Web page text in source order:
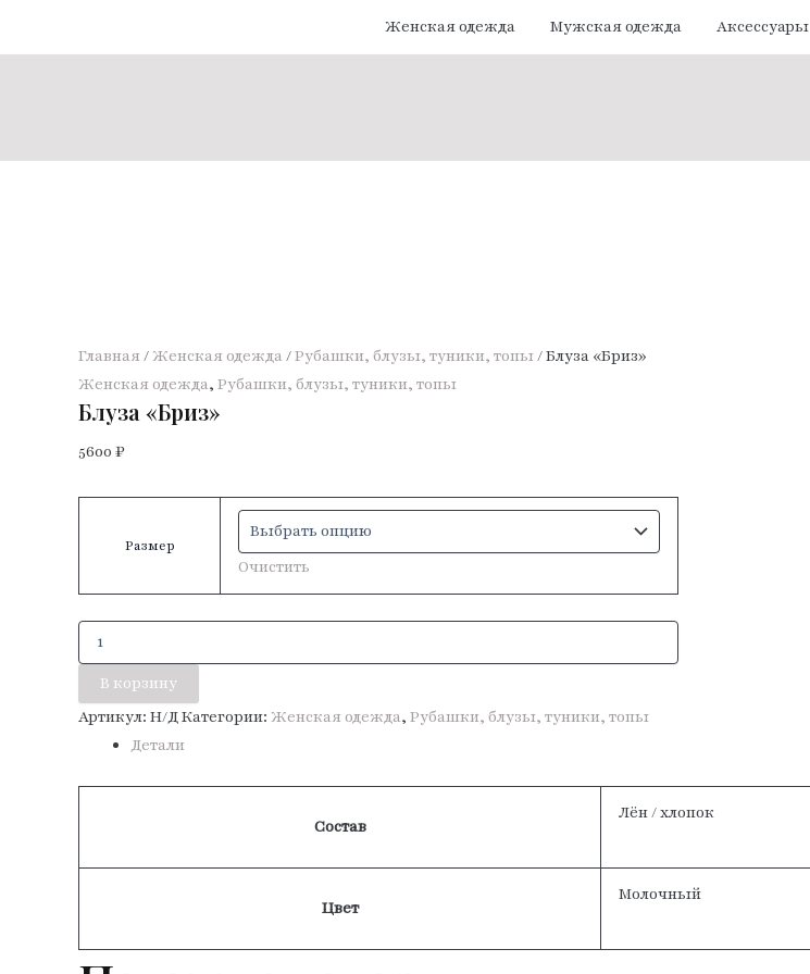
Женская одежда Мужская одежда Аксессуары
Главная/Женская одежда/Рубашки, блузы, туники, топы/ Блуза «Бриз»
Женская одежда, Рубашки, блузы, туники, топы
Блуза «Бриз»
5600 ₽
Размер
Очистить
Количество
товара
В корзину
Артикул: Н/ДКатегории: Женская одежда, Рубашки, блузы, туники, топы
Детали
Состав
Лён / хлопок
Цвет
Молочный